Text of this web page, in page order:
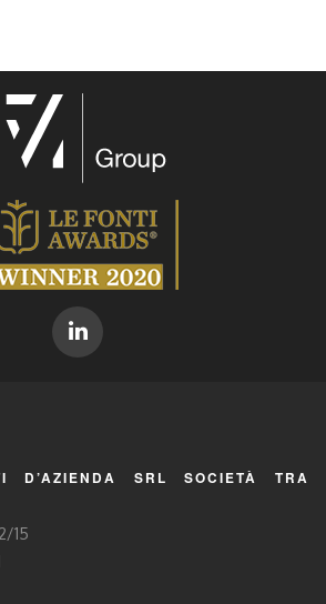
D’AZIENDA SRL SOCIETÀ TRA
15